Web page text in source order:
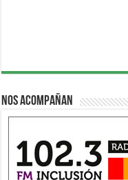
Nos acompañan